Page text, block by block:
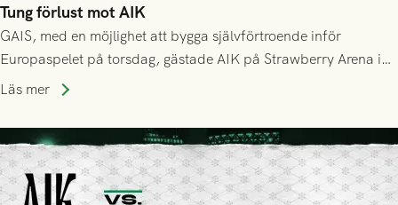
Tung förlust mot AIK
GAIS, med en möjlighet att bygga självförtroende inför
Europaspelet på torsdag, gästade AIK på Strawberry Arena i
Stockholm . Men trots konstant hotande i första halvlek av
lyckades få in 2-0.
Läs mer